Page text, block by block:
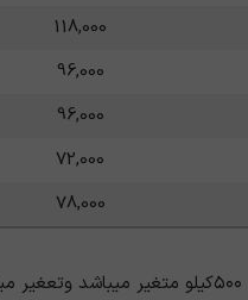
118,000
96,000
96,000
72,000
78,000